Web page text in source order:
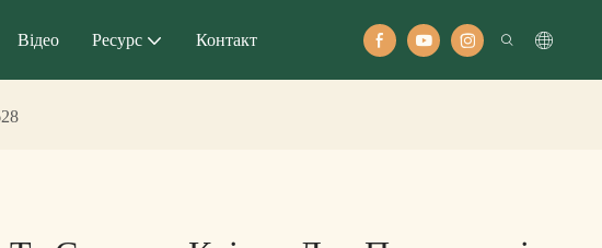
Відео Ресурс Контакт